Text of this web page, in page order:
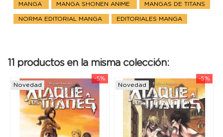
MANGA MANGA SHONEN ANIME MANGAS DE TITANS
NORMA EDITORIAL MANGA EDITORIALES MANGA
11 productos en la misma colección:
-5%
Novedad
-5%
Novedad